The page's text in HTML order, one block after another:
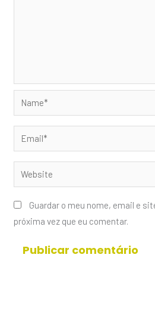
Name*
Email*
Website
Guardar o meu nome, email e
próxima vez que eu comentar.